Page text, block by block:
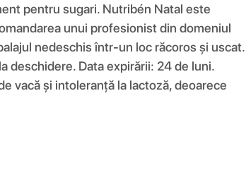
pentru sugari. Nutribén Natal este
unui profesionist din domeniul
nedeschis într-un loc răcoros și uscat.
deschidere. Data expirării: 24 de luni.
vacă și intoleranță la lactoză, deoarece